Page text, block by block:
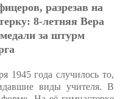
paзpeзaв нa
8-лeтняя Вepa
зa штуpм
1945 года случилось то,
виды учителя. В